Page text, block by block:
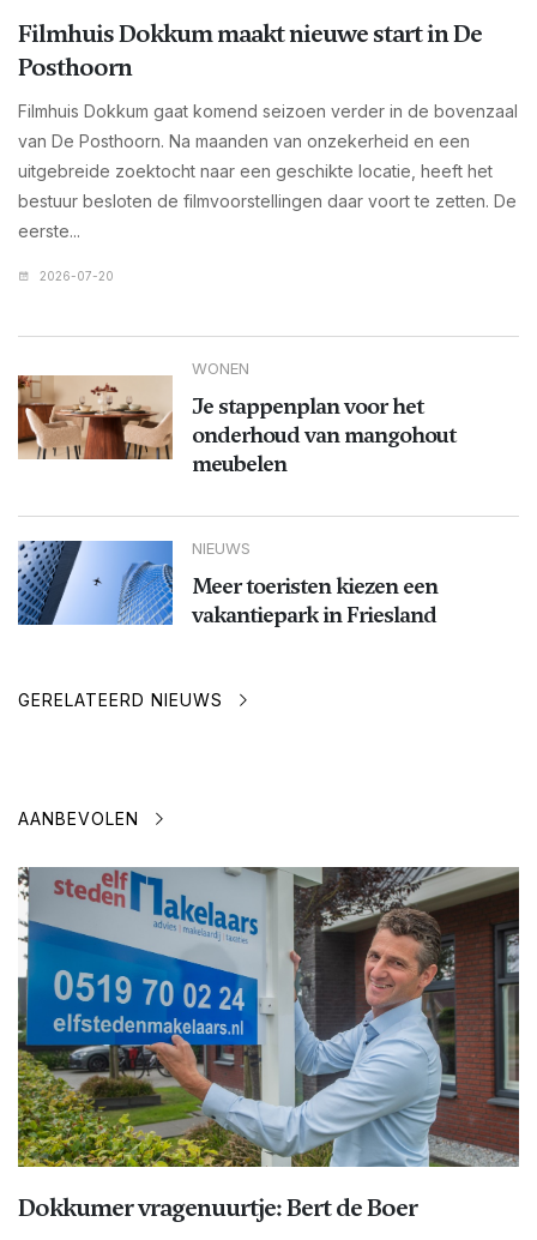
Filmhuis Dokkum maakt nieuwe start in De
Posthoorn
Filmhuis Dokkum gaat komend seizoen verder in de bovenzaal
van De Posthoorn. Na maanden van onzekerheid en een
uitgebreide zoektocht naar een geschikte locatie, heeft het
bestuur besloten de filmvoorstellingen daar voort te zetten. De
eerste...
2026-07-20
WONEN
Je stappenplan voor het
onderhoud van mangohout
meubelen
NIEUWS
Meer toeristen kiezen een
vakantiepark in Friesland
GERELATEERD NIEUWS
AANBEVOLEN
Dokkumer vragenuurtje: Bert de Boer